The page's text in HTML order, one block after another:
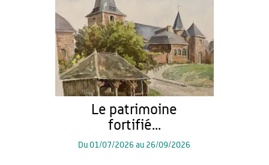
Le patrimoine
fortifié...
Du01/07/2026 au 26/09/2026